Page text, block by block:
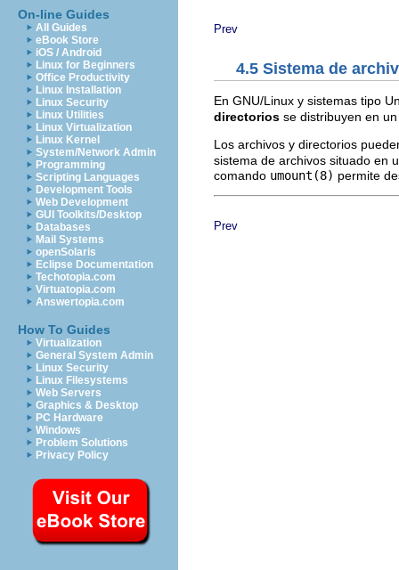
On-line Guides
All Guides
eBook Store
iOS / Android
Linux for Beginners
Office Productivity
Linux Installation
Linux Security
Linux Utilities
Linux Virtualization
Linux Kernel
System/Network Admin
Programming
Scripting Languages
Development Tools
Web Development
GUI Toolkits/Desktop
Databases
Mail Systems
openSolaris
Eclipse Documentation
Techotopia.com
Virtuatopia.com
Answertopia.com
How To Guides
Virtualization
General System Admin
Linux Security
Linux Filesystems
Web Servers
Graphics & Desktop
PC Hardware
Windows
Problem Solutions
Privacy Policy
Prev
4.5 Sistema de
En GNU/Linux y sistemas tipo
directorios se distribuyen en
Los archivos y directorios
sistema de archivos situado en
comando umount(8) permite
Prev